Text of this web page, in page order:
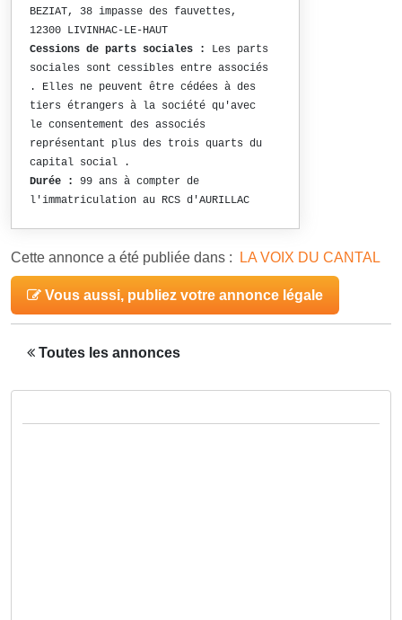
BEZIAT, 38 impasse des fauvettes,
12300 LIVINHAC-LE-HAUT
Cessions de parts sociales :
Les parts
sociales sont cessibles entre associés
. Elles ne peuvent être cédées à des
tiers étrangers à la société qu'avec
le consentement des associés
représentant plus des trois quarts du
capital social .
Durée :
99 ans à compter de
l'immatriculation au RCS d'AURILLAC
Cette annonce a été publiée dans : LA VOIX DU CANTAL
Vous aussi, publiez votre annonce légale
Toutes les annonces